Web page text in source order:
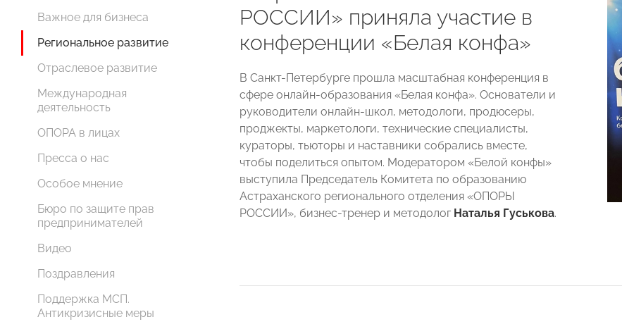
Важное для бизнеса
Региональное развитие
Отраслевое развитие
Международная
деятельность
ОПОРА в лицах
Пресса о нас
Особое мнение
Бюро по защите прав
предпринимателей
Видео
Поздравления
Поддержка МСП.
Антикризисные меры
РОССИИ» приняла участие в
конференции «Белая конфа»
В Санкт-Петербурге прошла масштабная конференция в
сфере онлайн-образования «Белая конфа». Основатели и
руководители онлайн-школ, методологи, продюсеры,
проджекты, маркетологи, технические специалисты,
кураторы, тьюторы и наставники собрались вместе,
чтобы поделиться опытом. Модератором «Белой конфы»
выступила Председатель Комитета по образованию
Астраханского регионального отделения «ОПОРЫ
РОССИИ», бизнес-тренер и методолог Наталья Гуськова.